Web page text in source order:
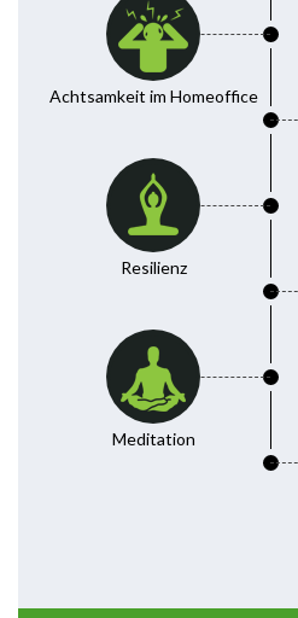
Achtsamkeit im Homeoffice
Resilienz
Meditation